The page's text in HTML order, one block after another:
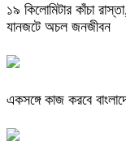
​১৯ কিলোমিটার কাঁচা
যানজটে অচল জনজীবন
একসঙ্গে কাজ করবে